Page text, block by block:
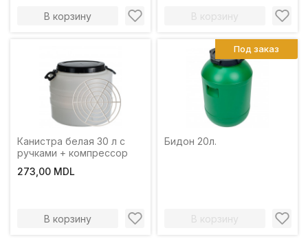
В корзину В корзину
Канистра белая 30 л с
ручками + компрессор
273,00 MDL
В корзину
Бидон 20л.
В корзину
Под заказ